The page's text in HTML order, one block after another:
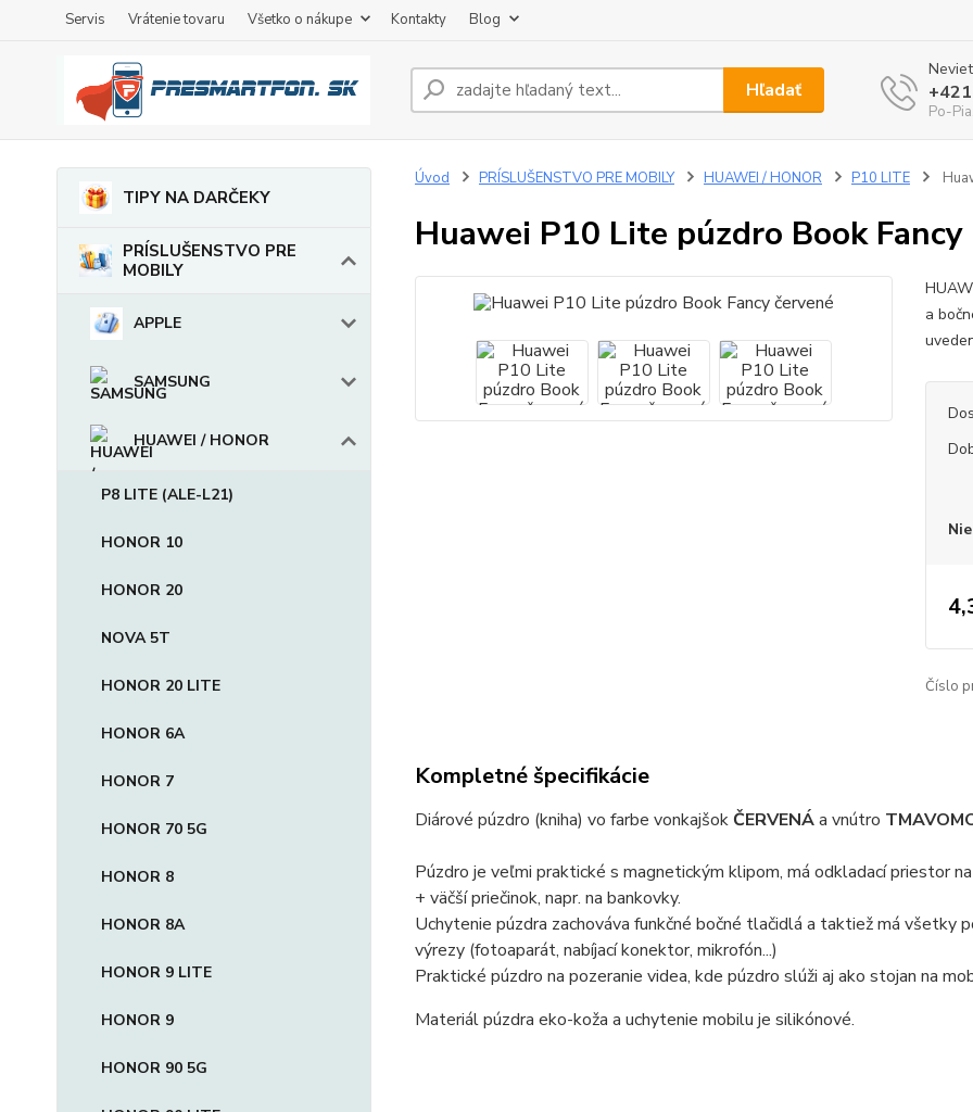
Servis Vrátenie tovaru Všetko o nákupe Kontakty Blog
Hľadať
Po-
TIPY NA DARČEKY
PRÍSLUŠENSTVO PRE
MOBILY
APPLE
SAMSUNG
HUAWEI / HONOR
P8 LITE (ALE-L21)
HONOR 10
HONOR 20
NOVA 5T
HONOR 20 LITE
HONOR 6A
HONOR 7
HONOR 70 5G
HONOR 8
HONOR 8A
HONOR 9 LITE
HONOR 9
HONOR 90 5G
Úvod PRÍSLUŠENSTVO PRE MOBILY HUAWEI / HONOR P10 LITE
Huawei P10 Lite púzdro Book Fancy
a
Číslo
Kompletné špecifikácie
Diárové púzdro (kniha) vo farbe vonkajšokČERVENÁa vnútro
Púzdro je veľmi praktické s magnetickým klipom, má odkladací priestor
+ väčší priečinok, napr. na bankovky.
Uchytenie púzdra zachováva funkčné bočné tlačidlá a taktiež má všetky
výrezy (fotoaparát, nabíjací konektor, mikrofón...)
Praktické púzdro na pozeranie videa, kde púzdro slúži aj ako stojan na
Materiál púzdra eko-koža a uchytenie mobilu je silikónové.